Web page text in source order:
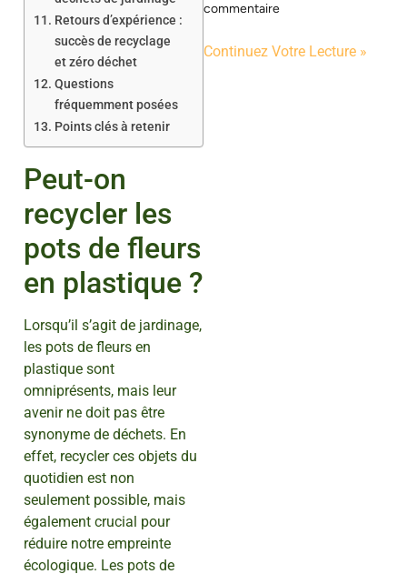
Retours d’expérience :
succès de recyclage
et zéro déchet
Questions
fréquemment posées
Points clés à retenir
Peut-on
recycler les
pots de fleurs
en plastique ?
Lorsqu’il s’agit de jardinage,
les pots de fleurs en
plastique sont
omniprésents, mais leur
avenir ne doit pas être
synonyme de déchets. En
effet, recycler ces objets du
quotidien est non
seulement possible, mais
également crucial pour
réduire notre empreinte
écologique. Les pots de
commentaire
Continuez Votre Lecture »